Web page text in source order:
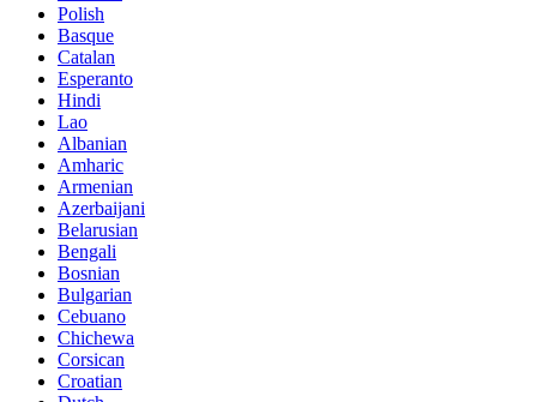
Polish
Basque
Catalan
Esperanto
Hindi
Lao
Albanian
Amharic
Armenian
Azerbaijani
Belarusian
Bengali
Bosnian
Bulgarian
Cebuano
Chichewa
Corsican
Croatian